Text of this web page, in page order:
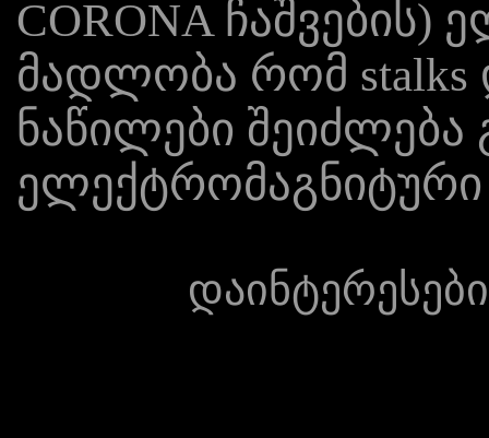
CORONA ჩაშვების)
მადლობა რომ stalks
ნაწილები შეიძლება
ელექტრომაგნიტური